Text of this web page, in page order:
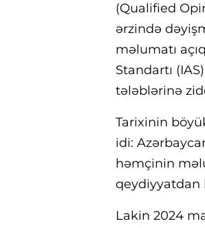
(Qualified
ərzində
məlumatı
Standartı
tələblərinə
Tarixinin
idi:
həmçinin
qeydiyyatdan
Lakin 2024